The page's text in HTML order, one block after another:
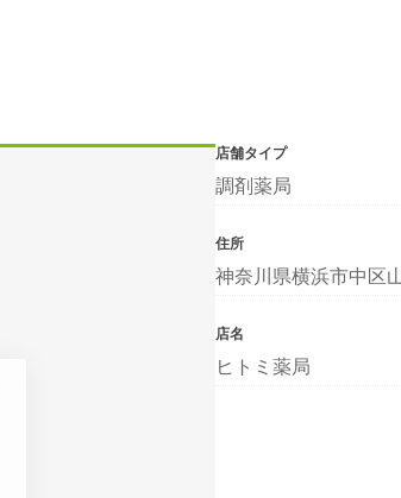
店舗タイプ
調剤薬局
住所
神奈川県横浜市中区
店名
ヒトミ薬局